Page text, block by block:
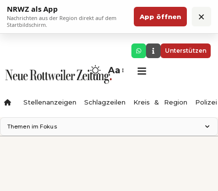
NRWZ als App
Nachrichten aus der Region direkt auf dem
Startbildschirm.
App öffnen ×
Unterstützen
Aa
Stellenanzeigen Schlagzeilen Kreis & Region Polizei
Themen im Fokus